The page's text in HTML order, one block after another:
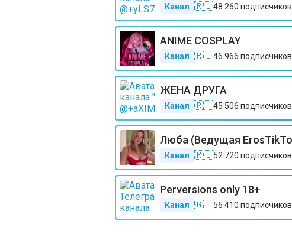
Канал 🇷🇺48 260 подписчиков
АNIME COSPLAY
Канал 🇷🇺46 966 подписчиков
ЖЕНА ДРУГА
Канал 🇷🇺45 506 подписчиков
Люба (Ведущая
Канал 🇷🇺52 720 подписчиков
Perversions only 18+
Канал 🇬🇧56 410 подписчиков